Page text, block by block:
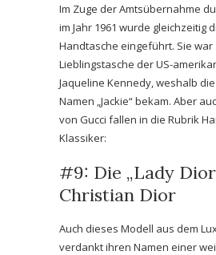
Im Zuge der Amtsübernahme
im Jahr 1961 wurde gleichzeitig
Handtasche eingeführt. Sie war
Lieblingstasche der US-
Jaqueline Kennedy, weshalb
Namen „Jackie“ bekam. Aber
von Gucci fallen in die Rubrik
Klassiker:
#9: Die „Lady
Christian Dior
Auch dieses Modell aus dem
verdankt ihren Namen einer